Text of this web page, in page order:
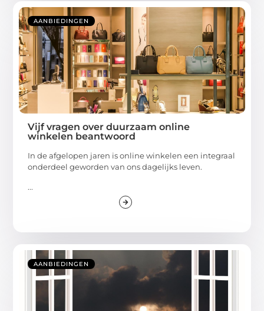
AANBIEDINGEN
Vijf vragen over duurzaam online
winkelen beantwoord
In de afgelopen jaren is online winkelen een integraal
onderdeel geworden van ons dagelijks leven.
...
AANBIEDINGEN